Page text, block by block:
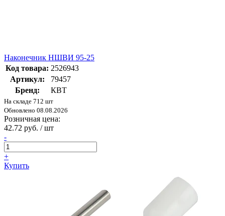
Наконечник НШВИ 95-25
Код товара: 2526943
Артикул:
79457
Бренд:
КВТ
На складе 712 шт
Обновлено 08.08.2026
Розничная цена:
42.72 руб. / шт
-
+
Купить